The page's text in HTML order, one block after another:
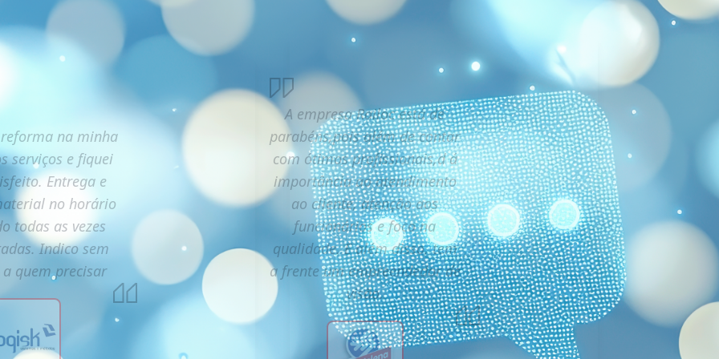
na minha
serviços e fiquei
Entrega e
no horário
todas as vezes
Indico sem
quem precisar
A empresa Railoc está de
parabéns,pois além de contar
com ótimos profissionais,d á
importância ao atendimento
ao cliente, atenção aos
funcionários e foco na
qualidade. E além disso, tem
a frente um empreendedor de
visão.